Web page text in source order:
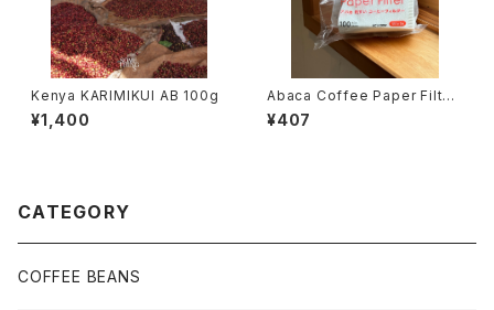
Kenya KARIMIKUI AB 100g
¥1,400
Abaca Coffee Paper Filter
1cup
¥407
CATEGORY
COFFEE BEANS